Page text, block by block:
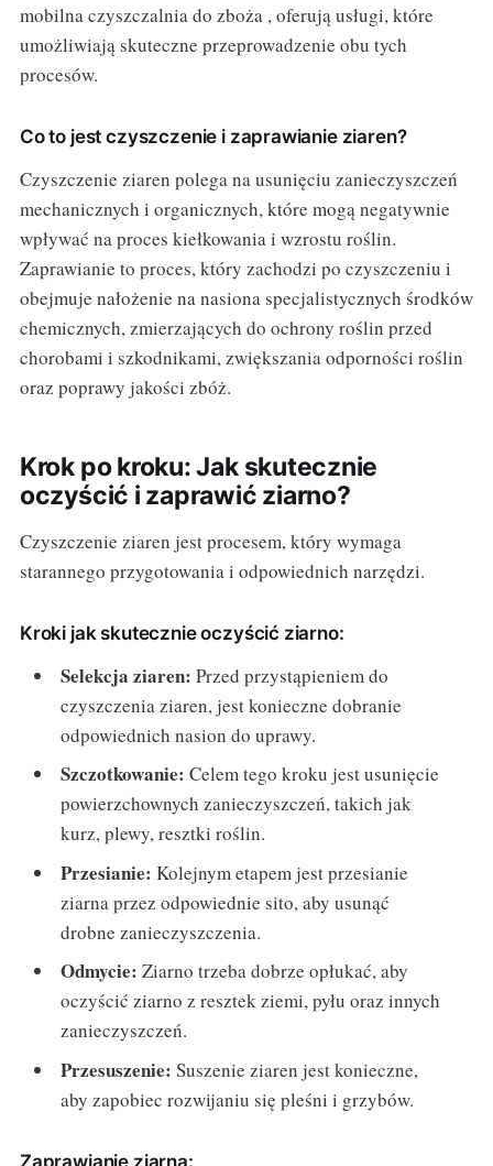
mobilna czyszczalnia do zboża , oferują usługi, które
umożliwiają skuteczne przeprowadzenie obu tych
procesów.
Co to jest czyszczenie i zaprawianie ziaren?
Czyszczenie ziaren polega na usunięciu zanieczyszczeń
mechanicznych i organicznych, które mogą negatywnie
wpływać na proces kiełkowania i wzrostu roślin.
Zaprawianie to proces, który zachodzi po czyszczeniu i
obejmuje nałożenie na nasiona specjalistycznych środków
chemicznych, zmierzających do ochrony roślin przed
chorobami i szkodnikami, zwiększania odporności roślin
oraz poprawy jakości zbóż.
Krok po kroku: Jak skutecznie
oczyścić i zaprawić ziarno?
Czyszczenie ziaren jest procesem, który wymaga
starannego przygotowania i odpowiednich narzędzi.
Kroki jak skutecznie oczyścić ziarno:
Selekcja ziaren: Przed przystąpieniem do
czyszczenia ziaren, jest konieczne dobranie
odpowiednich nasion do uprawy.
Szczotkowanie:Celem tego kroku jest usunięcie
powierzchownych zanieczyszczeń, takich jak
kurz, plewy, resztki roślin.
Przesianie:Kolejnym etapem jest przesianie
ziarna przez odpowiednie sito, aby usunąć
drobne zanieczyszczenia.
Odmycie:Ziarno trzeba dobrze opłukać, aby
oczyścić ziarno z resztek ziemi, pyłu oraz innych
zanieczyszczeń.
Przesuszenie:Suszenie ziaren jest konieczne,
aby zapobiec rozwijaniu się pleśni i grzybów.
Zaprawianie ziarna: